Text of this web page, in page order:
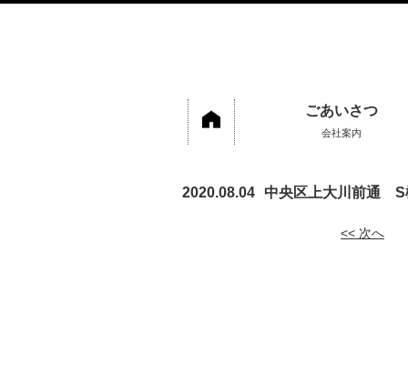
ごあいさつ
会社案内
2020.08.04 中央区上大川前通 S
<< 次へ